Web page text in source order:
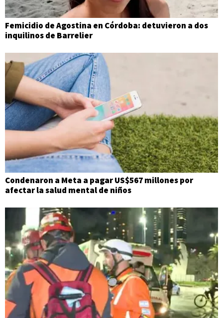
Femicidio de Agostina en Córdoba: detuvieron a dos
inquilinos de Barrelier
Condenaron a Meta a pagar US$567 millones por
afectar la salud mental de niños